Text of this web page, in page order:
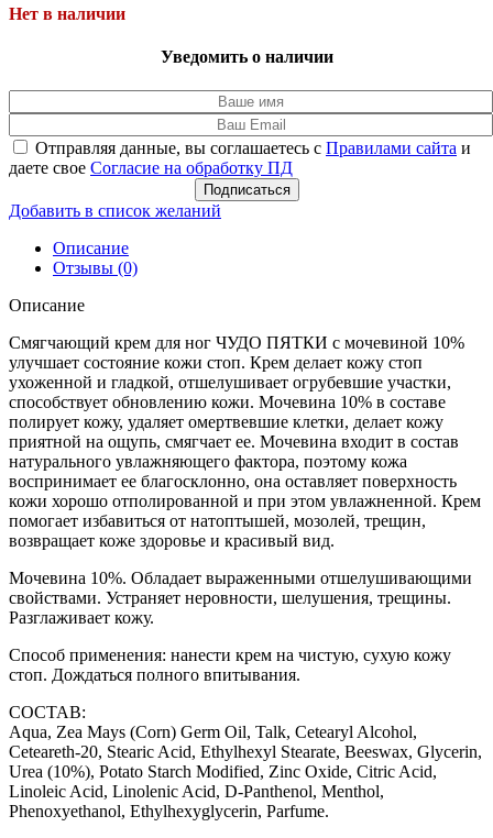
Нет в наличии
Уведомить о наличии
Отправляя данные, вы соглашаетесь с Правилами сайта и
даете свое Согласие на обработку ПД
Подписаться
Добавить в список желаний
Описание
Отзывы (0)
Описание
Смягчающий крем для ног ЧУДО ПЯТКИ с мочевиной 10%
улучшает состояние кожи стоп. Крем делает кожу стоп
ухоженной и гладкой, отшелушивает огрубевшие участки,
способствует обновлению кожи. Мочевина 10% в составе
полирует кожу, удаляет омертвевшие клетки, делает кожу
приятной на ощупь, смягчает ее. Мочевина входит в состав
натурального увлажняющего фактора, поэтому кожа
воспринимает ее благосклонно, она оставляет поверхность
кожи хорошо отполированной и при этом увлажненной. Крем
помогает избавиться от натоптышей, мозолей, трещин,
возвращает коже здоровье и красивый вид.
Мочевина 10%. Обладает выраженными отшелушивающими
свойствами. Устраняет неровности, шелушения, трещины.
Разглаживает кожу.
Способ применения: нанести крем на чистую, сухую кожу
стоп. Дождаться полного впитывания.
СОСТАВ:
Aqua, Zea Mays (Corn) Germ Oil, Talk, Cetearyl Alcohol,
Ceteareth-20, Stearic Acid, Ethylhexyl Stearate, Beeswax, Glycerin,
Urea (10%), Potato Starch Modified, Zinc Oxide, Citric Acid,
Linoleic Acid, Linolenic Acid, D-Panthenol, Menthol,
Phenoxyethanol, Ethylhexyglycerin, Parfume.